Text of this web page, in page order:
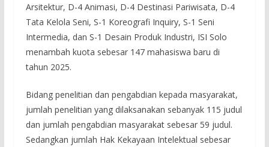
Arsitektur, D-4 Animasi, D-4 Destinasi Pariwisata, D-4
Tata Kelola Seni, S-1 Koreografi Inquiry, S-1 Seni
Intermedia, dan S-1 Desain Produk Industri, ISI Solo
menambah kuota sebesar 147 mahasiswa baru di
tahun 2025.
Bidang penelitian dan pengabdian kepada masyarakat,
jumlah penelitian yang dilaksanakan sebanyak 115 judul
dan jumlah pengabdian masyarakat sebesar 59 judul.
Sedangkan jumlah Hak Kekayaan Intelektual sebesar